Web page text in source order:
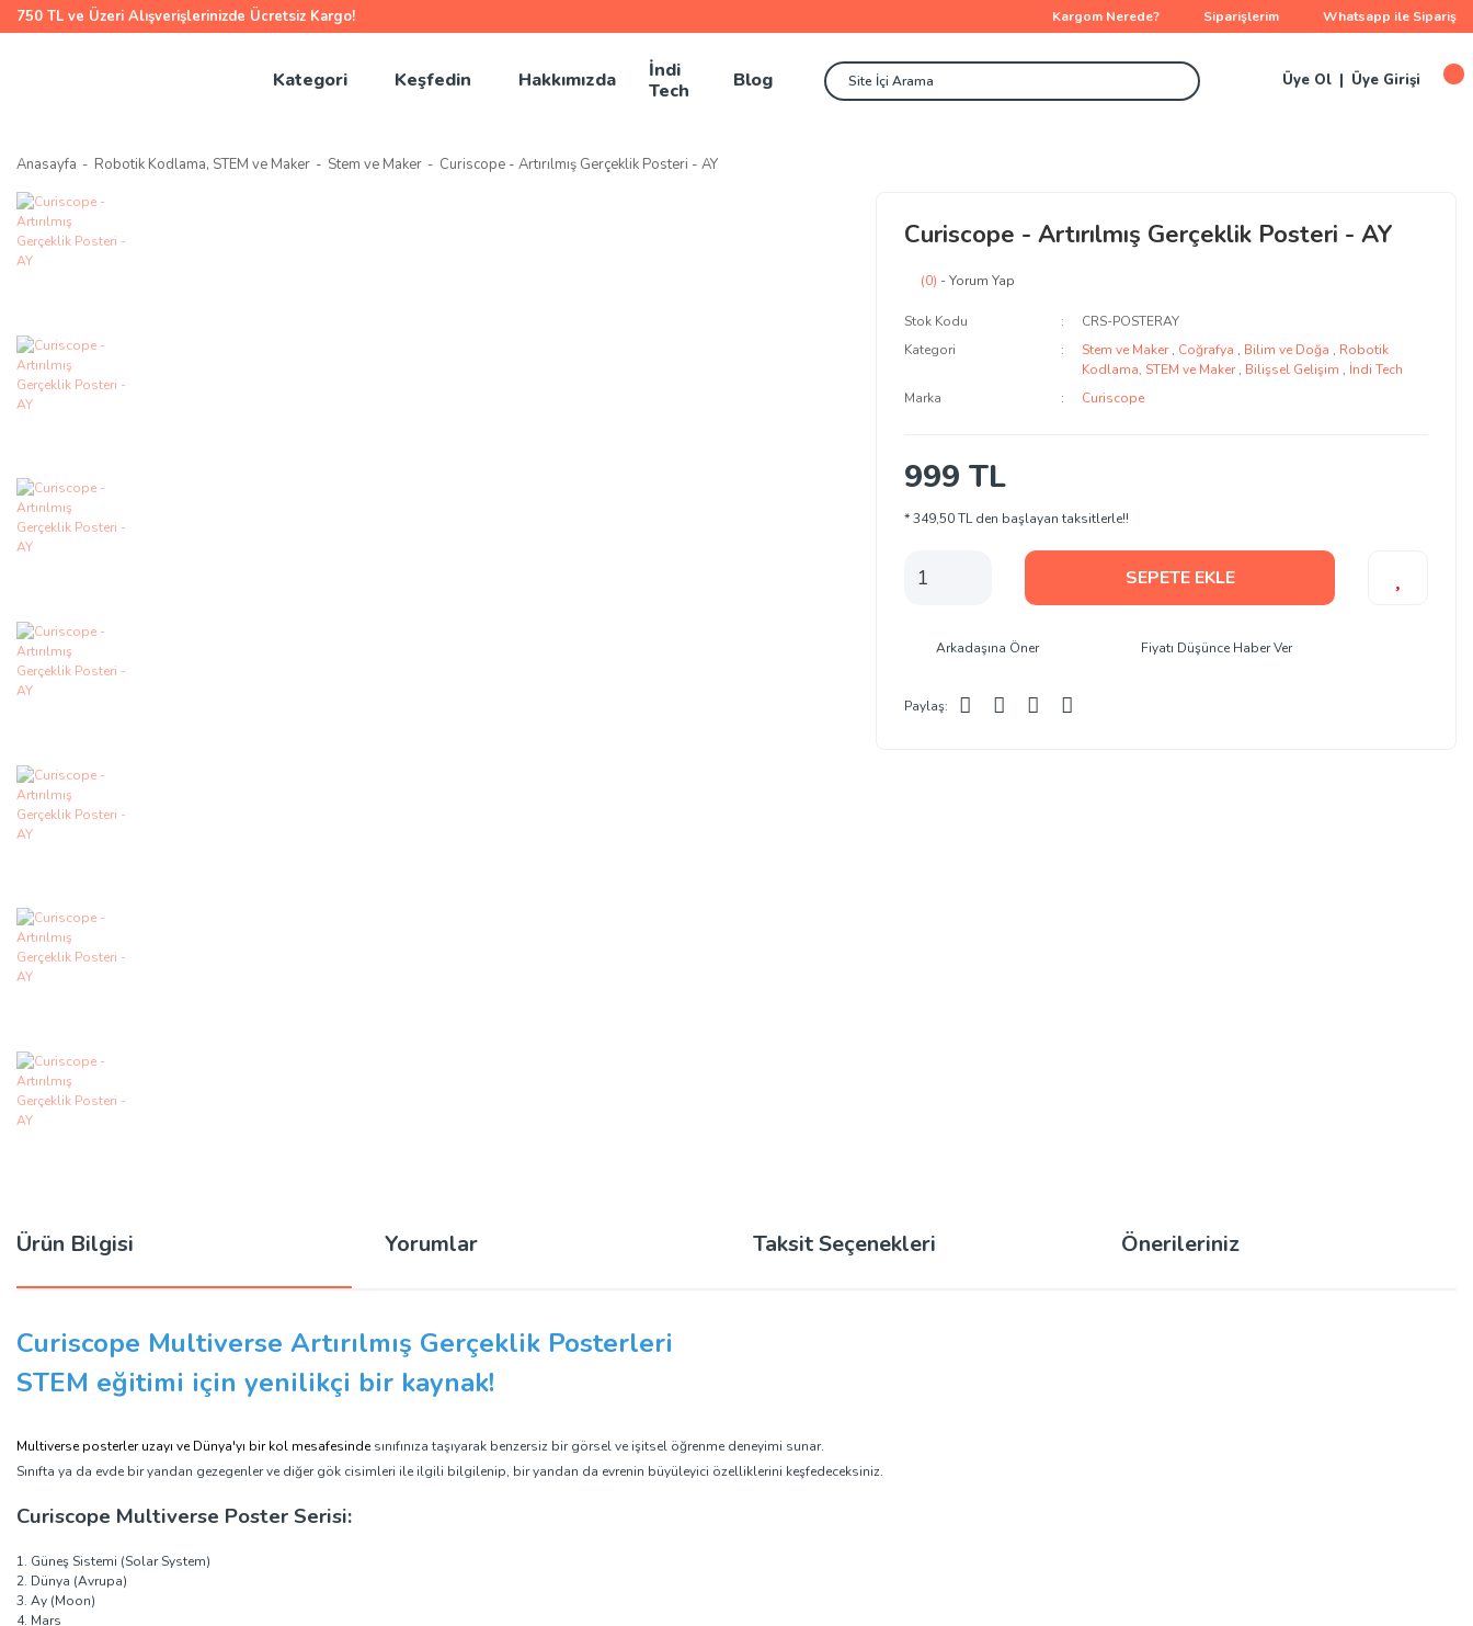
750 TL ve Üzeri Alışverişlerinizde Ücretsiz Kargo! Kargom Nerede? Siparişlerim Whatsapp ile Sipariş
Kategori Keşfedin Hakkımızda
İndi
Tech
Blog Üye Ol Üye Girişi
Anasayfa Robotik Kodlama, STEM ve Maker Stem ve Maker Curiscope - Artırılmış Gerçeklik Posteri - AY
Curiscope - Artırılmış Gerçeklik Posteri - AY
(0) - Yorum Yap
Stok Kodu
CRS-POSTERAY
Kategori
Stem ve Maker , Coğrafya , Bilim ve Doğa , Robotik
Kodlama, STEM ve Maker , Bilişsel Gelişim , İndi Tech
Marka
Curiscope
999 TL
* 349,50 TL den başlayan taksitlerle!!
SEPETE EKLE
Arkadaşına Öner Fiyatı Düşünce Haber Ver
Paylaş:
Ürün Bilgisi Yorumlar Taksit Seçenekleri Önerileriniz
Curiscope Multiverse Artırılmış Gerçeklik Posterleri
STEM eğitimi için yenilikçi bir kaynak!
Multiverse posterler uzayı ve Dünya'yı bir kol mesafesinde sınıfınıza taşıyarak benzersiz bir görsel ve işitsel öğrenme deneyimi sunar.
Sınıfta ya da evde bir yandan gezegenler ve diğer gök cisimleri ile ilgili bilgilenip, bir yandan da evrenin büyüleyici özelliklerini keşfedeceksiniz.
Curiscope Multiverse Poster Serisi:
1. Güneş Sistemi (Solar System)
2. Dünya (Avrupa)
3. Ay (Moon)
4. Mars